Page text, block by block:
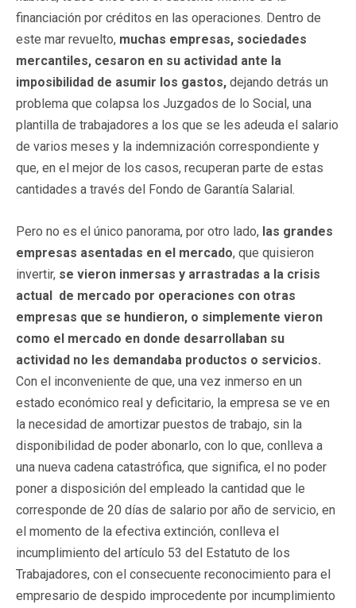
financiación por créditos en las operaciones. Dentro de
este mar revuelto, muchas empresas, sociedades
mercantiles, cesaron en su actividad ante la
imposibilidad de asumir los gastos, dejando detrás un
problema que colapsa los Juzgados de lo Social, una
plantilla de trabajadores a los que se les adeuda el salario
de varios meses y la indemnización correspondiente y
que, en el mejor de los casos, recuperan parte de estas
cantidades a través del Fondo de Garantía Salarial.
Pero no es el único panorama, por otro lado, las grandes
empresas asentadas en el mercado, que quisieron
invertir, se vieron inmersas y arrastradas a la crisis
actual de mercado por operaciones con otras
empresas que se hundieron, o simplemente vieron
como el mercado en donde desarrollaban su
actividad no les demandaba productos o servicios.
Con el inconveniente de que, una vez inmerso en un
estado económico real y deficitario, la empresa se ve en
la necesidad de amortizar puestos de trabajo, sin la
disponibilidad de poder abonarlo, con lo que, conlleva a
una nueva cadena catastrófica, que significa, el no poder
poner a disposición del empleado la cantidad que le
corresponde de 20 días de salario por año de servicio, en
el momento de la efectiva extinción, conlleva el
incumplimiento del artículo 53 del Estatuto de los
Trabajadores, con el consecuente reconocimiento para el
empresario de despido improcedente por incumplimiento